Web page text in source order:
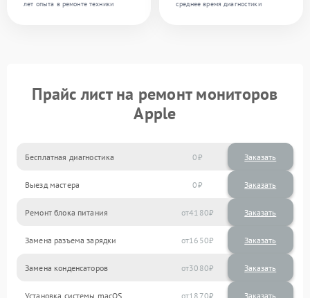
лет опыта в ремонте техники
среднее время диагностики
Прайс лист на ремонт мониторов
Apple
Бесплатная диагностика 0 Заказать
Выезд мастера 0 Заказать
Ремонт блока питания 4180
Замена разъема зарядки 1650
Замена конденсаторов 3080
Установка системы macOS 1870